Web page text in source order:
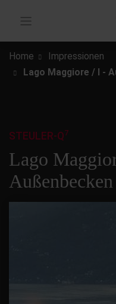
Home
Impressionen
Lago Maggiore / I -
Lago
STEULER-Q7